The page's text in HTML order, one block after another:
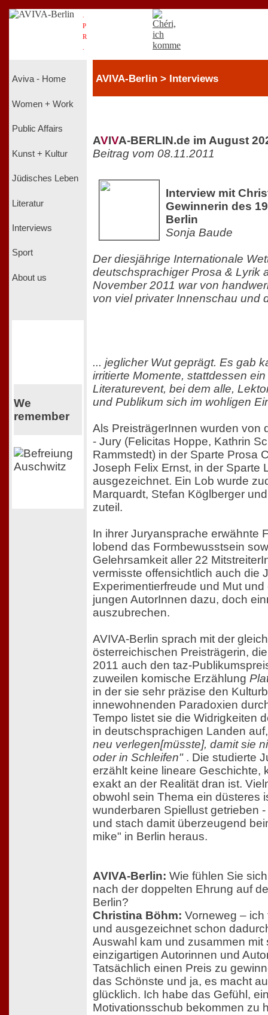
P
R
Aviva - Home
Women + Work
Public Affairs
Kunst + Kultur
Jüdisches Leben
Literatur
Interviews
Sport
About us
We
remember
AVIVA-Berlin > Interviews
AVIVA-BERLIN.de im August
Beitrag vom 08.11.2011
Interview mit
Gewinnerin des
Berlin
Sonja Baude
Der diesjährige Internationale
deutschsprachiger Prosa & Lyrik
November 2011 war von
von viel privater Innenschau und
... jeglicher Wut geprägt. Es gab
irritierte Momente, stattdessen
Literaturevent, bei dem alle,
und Publikum sich im wohligen
Als PreisträgerInnen wurden von
- Jury (Felicitas Hoppe, Kathrin
Rammstedt) in der Sparte Prosa
Joseph Felix Ernst, in der Sparte
ausgezeichnet. Ein Lob wurde
Marquardt, Stefan Köglberger
zuteil.
In ihrer Juryansprache erwähnte
lobend das Formbewusstsein
Gelehrsamkeit aller 22
vermisste offensichtlich auch die
Experimentierfreude und Mut
jungen AutorInnen dazu, doch
auszubrechen.
AVIVA-Berlin sprach mit der
österreichischen Preisträgerin,
2011 auch den taz-
zuweilen komische Erzählung
in der sie sehr präzise den
innewohnenden Paradoxien
Tempo listet sie die Widrigkeiten
in deutschsprachigen Landen
neu verlegen[müsste], damit sie
oder in Schleifen" . Die studierte
erzählt keine lineare Geschichte,
exakt an der Realität dran ist.
obwohl sein Thema ein düsteres
wunderbaren Spiellust getrieben
und stach damit überzeugend
mike" in Berlin heraus.
AVIVA-Berlin: Wie fühlen Sie
nach der doppelten Ehrung auf
Berlin?
Christina Böhm: Vorneweg –
und ausgezeichnet schon
Auswahl kam und zusammen mit
einzigartigen Autorinnen und
Tatsächlich einen Preis zu
das Schönste und ja, es macht
glücklich. Ich habe das Gefühl,
Motivationsschub bekommen zu